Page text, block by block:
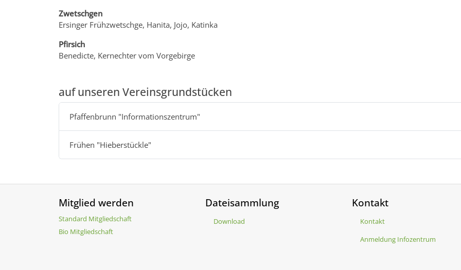
Zwetschgen
Ersinger Frühzwetschge, Hanita, Jojo, Katinka
Pfirsich
Benedicte, Kernechter vom Vorgebirge
auf unseren Vereinsgrundstücken
Pfaffenbrunn "Informationszentrum"
Frühen "Hieberstückle"
Mitglied werden
Standard Mitgliedschaft
Bio Mitgliedschaft
Dateisammlung
Download
Kontakt
Kontakt
Anmeldung Infozentrum